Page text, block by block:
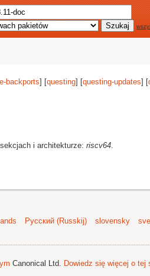
backports] [questing] [questing-updates] [
i architekturze: riscv64.
Русский (Russkij) slovensky
Canonical Ltd. Dowiedz się więcej o tej